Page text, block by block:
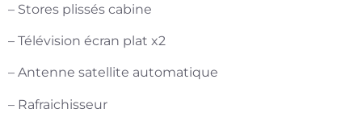
– Stores plissés cabine
– Télévision écran plat x2
– Antenne satellite automatique
– Rafraichisseur